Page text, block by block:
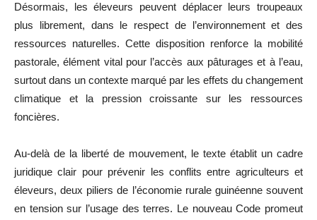
Désormais, les éleveurs peuvent déplacer leurs troupeaux
plus librement, dans le respect de l’environnement et des
ressources naturelles. Cette disposition renforce la mobilité
pastorale, élément vital pour l’accès aux pâturages et à l’eau,
surtout dans un contexte marqué par les effets du changement
climatique et la pression croissante sur les ressources
foncières.
Au-delà de la liberté de mouvement, le texte établit un cadre
juridique clair pour prévenir les conflits entre agriculteurs et
éleveurs, deux piliers de l’économie rurale guinéenne souvent
en tension sur l’usage des terres. Le nouveau Code promeut